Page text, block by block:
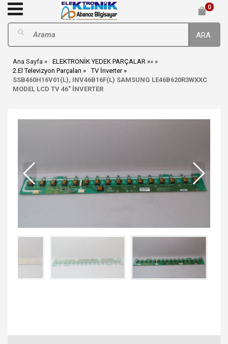
0
ARA
Ana Sayfa ELEKTRONİK YEDEK PARÇALAR
»
2.El Televizyon Parçaları
»
TV İnverter
SSB460H16V01(L), INV46B16F(L) SAMSUNG LE46B620R3WXXC
MODEL LCD TV 46" İNVERTER